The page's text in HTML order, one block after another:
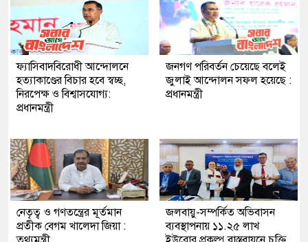
ফ্যাসিবাদবিরোধী আন্দোলনে
হত্যাকাণ্ডের বিচার হবে স্বচ্ছ,
নিরপেক্ষ ও বিশ্বাসযোগ্য:
প্রধানমন্ত্রী
জনগণ পরিবর্তন চেয়েছে বলেই
জুলাই আন্দোলন সফল হয়েছে :
প্রধানমন্ত্রী
নেতৃত্ব ও গণতন্ত্রের মূর্তমান
প্রতীক বেগম খালেদা জিয়া :
জলবায়ু-সম্পর্কিত অভিবাসন
ব্যবস্থাপনায় ১১.২৫ লাখ